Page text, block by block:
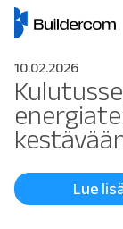
10.02.2026
Lue